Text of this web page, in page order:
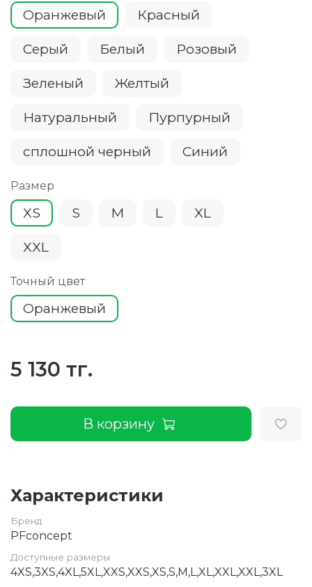
Оранжевый Красный
Серый Белый Розовый
Зеленый Желтый
Натуральный Пурпурный
сплошной черный Cиний
Размер
XS S M L XL
XXL
Точный цвет
Оранжевый
5 130 тг.
В корзину
Характеристики
Бренд
PFconcept
Доступные размеры
4XS,3XS,4XL,5XL,XXS,XXS,XS,S,M,L,XL,XXL,XXL,3XL